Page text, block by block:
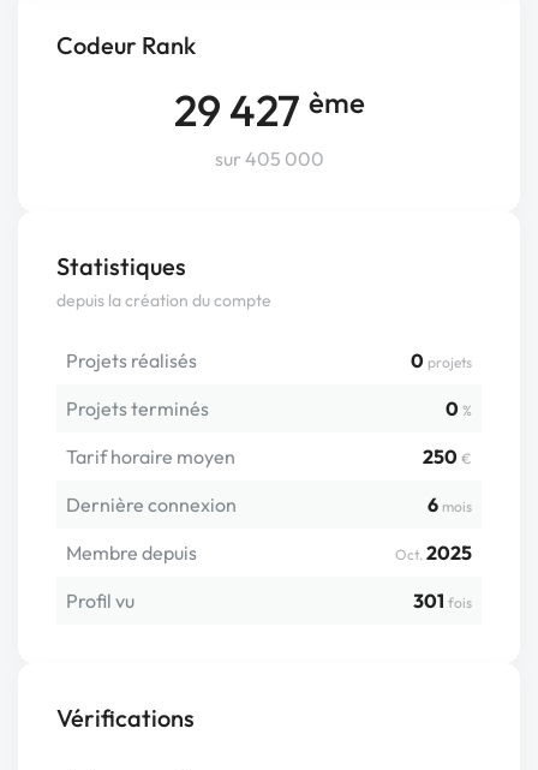
Codeur Rank
29 427 ème
sur 405 000
Statistiques
depuis la création du compte
Projets réalisés 0 projets
Projets terminés 0 %
Tarif horaire moyen 250 €
Dernière connexion 6 mois
Membre depuis Oct. 2025
Profil vu
301 fois
Vérifications